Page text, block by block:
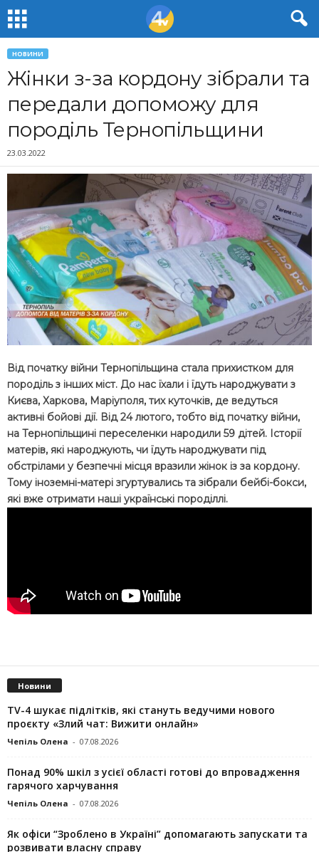
НОВИНИ
Жінки з-за кордону зібрали та
передали допоможу для
породіль Тернопільщини
23.03.2022
Від початку війни Тернопільщина стала прихистком для
породіль з інших міст. До нас їхали і їдуть народжувати з
Києва, Харкова, Маріуполя, тих куточків, де ведуться
активні бойові дії. Від 24 лютого, тобто від початку війни,
на Тернопільщині переселенки народили 59 дітей. Історії
матерів, які народжують, чи їдуть народжувати під
обстрілами у безпечні місця вразили жінок із за кордону.
Тому іноземні-матері згуртувались та зібрали бейбі-бокси,
які вже отримати наші українські породіллі.
Новини
TV-4 шукає підлітків, які стануть ведучими нового
проєкту «Злий чат: Вижити онлайн»
Чепіль Олена - 07.08.2026
Понад 90% шкіл з усієї області готові до впровадження
гарячого харчування
Чепіль Олена - 07.08.2026
Як офіси “Зроблено в Україні” допомагають запускaти та
розвивати власну справу